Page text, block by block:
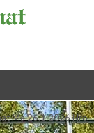
Ma 26.1.2026 Nro